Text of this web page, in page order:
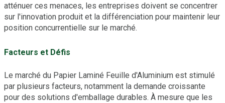
atténuer ces menaces, les entreprises doivent se concentrer
sur l'innovation produit et la différenciation pour maintenir leur
position concurrentielle sur le marché.
Facteurs et Défis
Le marché du Papier Laminé Feuille d'Aluminium est stimulé
par plusieurs facteurs, notamment la demande croissante
pour des solutions d'emballage durables. À mesure que les